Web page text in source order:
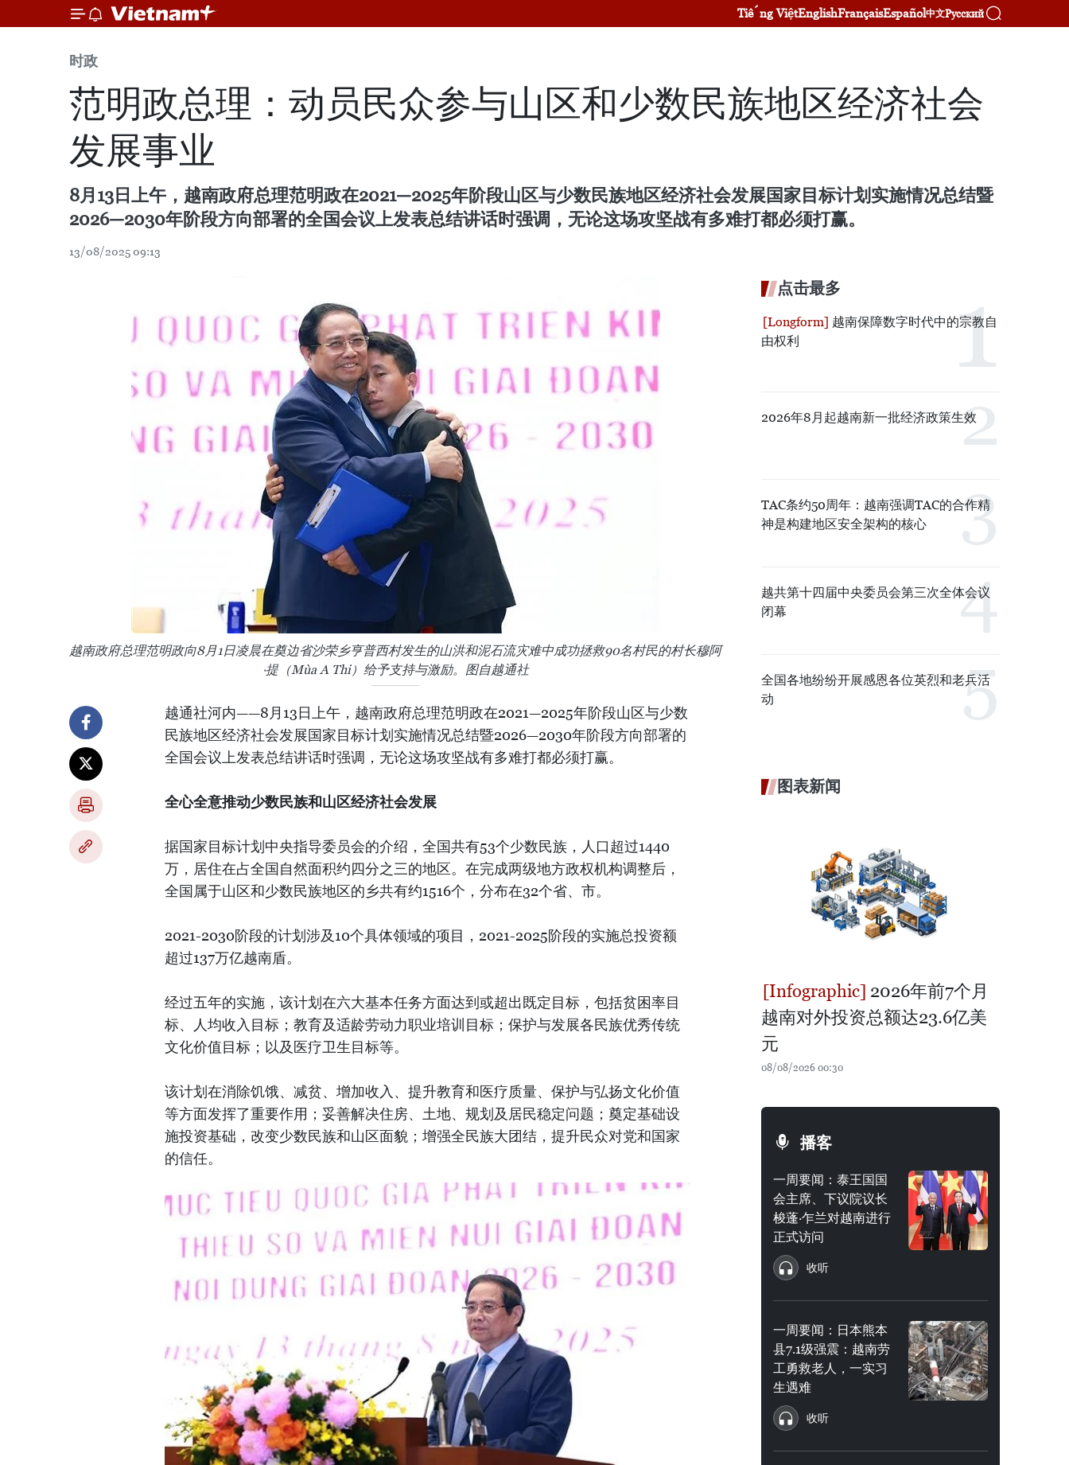
Tiếng ViệtEnglishFrançaisEspañol中文Русский
时政
范明政总理：动员民众参与山区和少数民族地区经济社会
发展事业
8月13日上午，越南政府总理范明政在2021—2025年阶段山区与少数民族地区经济社会发展国家目标计划实施情况总结暨
2026—2030年阶段方向部署的全国会议上发表总结讲话时强调，无论这场攻坚战有多难打都必须打赢。
13/08/2025 09:13
越南政府总理范明政向8月1日凌晨在奠边省沙荣乡亨普西村发生的山洪和泥石流灾难中成功拯救90名村民的村长穆阿
·提（Mùa A Thi）给予支持与激励。图自越通社
越通社河内——8月13日上午，越南政府总理范明政在2021—2025年阶段山区与少数
民族地区经济社会发展国家目标计划实施情况总结暨2026—2030年阶段方向部署的
全国会议上发表总结讲话时强调，无论这场攻坚战有多难打都必须打赢。
全心全意推动少数民族和山区经济社会发展
据国家目标计划中央指导委员会的介绍，全国共有53个少数民族，人口超过1440
万，居住在占全国自然面积约四分之三的地区。在完成两级地方政权机构调整后，
全国属于山区和少数民族地区的乡共有约1516个，分布在32个省、市。
2021-2030阶段的计划涉及10个具体领域的项目，2021-2025阶段的实施总投资额
超过137万亿越南盾。
经过五年的实施，该计划在六大基本任务方面达到或超出既定目标，包括贫困率目
标、人均收入目标；教育及适龄劳动力职业培训目标；保护与发展各民族优秀传统
文化价值目标；以及医疗卫生目标等。
该计划在消除饥饿、减贫、增加收入、提升教育和医疗质量、保护与弘扬文化价值
等方面发挥了重要作用；妥善解决住房、土地、规划及居民稳定问题；奠定基础设
施投资基础，改变少数民族和山区面貌；增强全民族大团结，提升民众对党和国家
的信任。
点击最多
越南保障数字时代中的宗教自
由权利
2026年8月起越南新一批经济政策生效
TAC条约50周年：越南强调TAC的合作精
神是构建地区安全架构的核心
越共第十四届中央委员会第三次全体会议
闭幕
全国各地纷纷开展感恩各位英烈和老兵活
动
图表新闻
2026年前7个月
越南对外投资总额达23.6亿美
元
08/08/2026 00:30
播客
一周要闻：泰王国国
会主席、下议院议长
梭蓬·乍兰对越南进行
正式访问
收听
一周要闻：日本熊本
县7.1级强震：越南劳
工勇救老人，一实习
生遇难
收听